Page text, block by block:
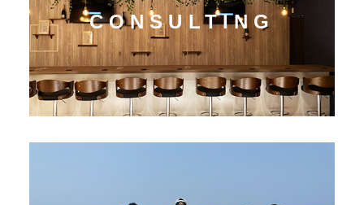
CONSULTING